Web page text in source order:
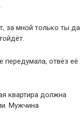
за мной только ты да
передумала, отвёз её
квартира должна
Мужчина